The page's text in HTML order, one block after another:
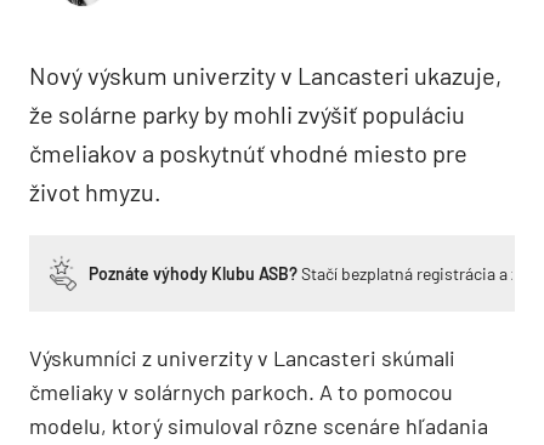
Nový výskum univerzity v Lancasteri ukazuje,
že solárne parky by mohli zvýšiť populáciu
čmeliakov a poskytnúť vhodné miesto pre
život hmyzu.
Poznáte výhody Klubu ASB?Stačí bezplatná registrácia a
Výskumníci z univerzity v Lancasteri skúmali
čmeliaky v solárnych parkoch. A to pomocou
modelu, ktorý simuloval rôzne scenáre hľadania